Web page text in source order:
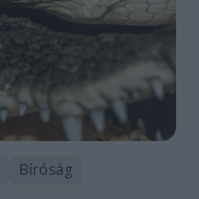
Bíróság